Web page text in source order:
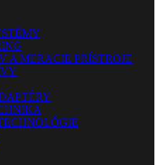
A MERACIE PRÍSTROJE